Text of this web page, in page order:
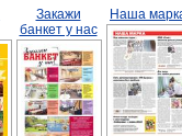
Закажи
банкет у нас
Наша